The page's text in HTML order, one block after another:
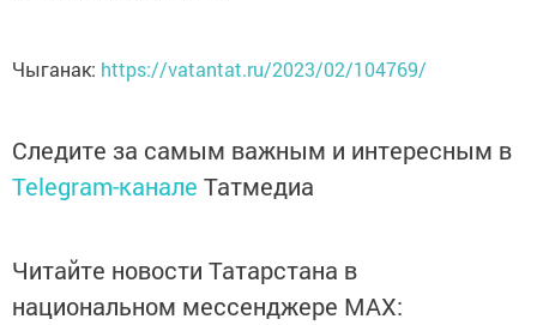
Чыганак: https://vatantat.ru/2023/02/104769/
Следите за самым важным и интересным в
Telegram-канале Татмедиа
Читайте новости Татарстана в
национальном мессенджере MАХ: